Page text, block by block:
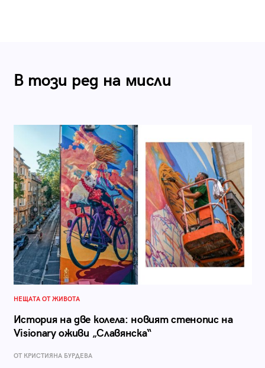
В този ред на мисли
НЕЩАТА ОТ ЖИВОТА
История на две колела: новият стенопис на
Visionary оживи „Славянска“
ОТ КРИСТИЯНА БУРДЕВА